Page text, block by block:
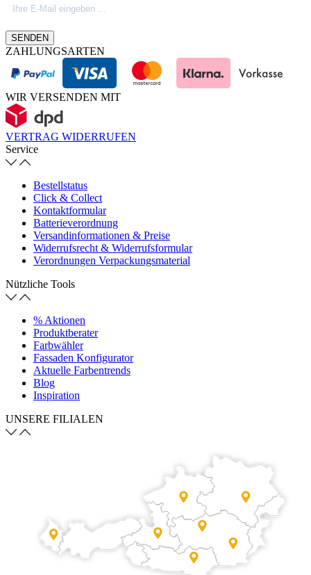
SENDEN
ZAHLUNGSARTEN
WIR VERSENDEN MIT
VERTRAG WIDERRUFEN
Service
Bestellstatus
Click & Collect
Kontaktformular
Batterieverordnung
Versandinformationen & Preise
Widerrufsrecht & Widerrufsformular
Verordnungen Verpackungsmaterial
Nützliche Tools
% Aktionen
Produktberater
Farbwähler
Fassaden Konfigurator
Aktuelle Farbentrends
Blog
Inspiration
UNSERE FILIALEN